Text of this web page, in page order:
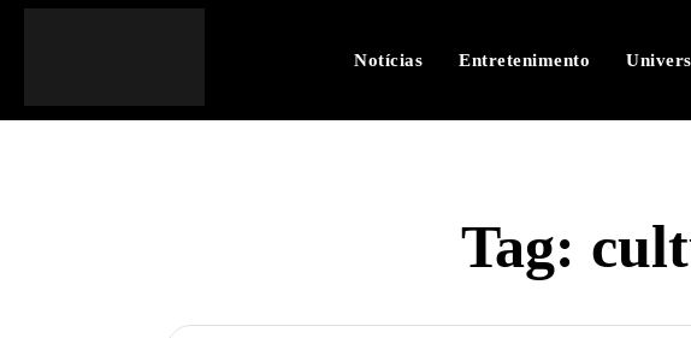
Notícias Entretenimento
Tag: